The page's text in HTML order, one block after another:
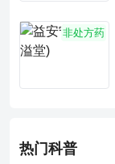
非处方药
热门科普